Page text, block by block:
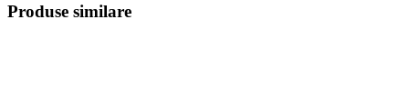
Produse similare